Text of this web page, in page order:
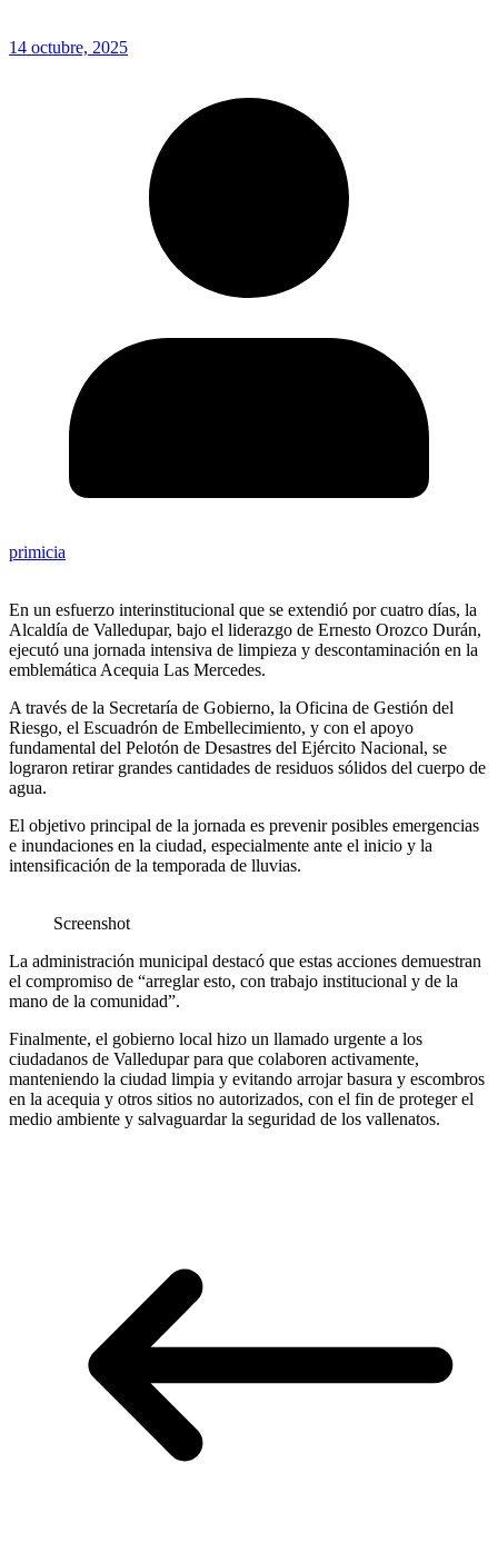
14 octubre, 2025
primicia
En un esfuerzo interinstitucional que se extendió por cuatro días, la
Alcaldía de Valledupar, bajo el liderazgo de Ernesto Orozco Durán,
ejecutó una jornada intensiva de limpieza y descontaminación en la
emblemática Acequia Las Mercedes.
A través de la Secretaría de Gobierno, la Oficina de Gestión del
Riesgo, el Escuadrón de Embellecimiento, y con el apoyo
fundamental del Pelotón de Desastres del Ejército Nacional, se
lograron retirar grandes cantidades de residuos sólidos del cuerpo de
agua.
El objetivo principal de la jornada es prevenir posibles emergencias
e inundaciones en la ciudad, especialmente ante el inicio y la
intensificación de la temporada de lluvias.
Screenshot
La administración municipal destacó que estas acciones demuestran
el compromiso de “arreglar esto, con trabajo institucional y de la
mano de la comunidad”.
Finalmente, el gobierno local hizo un llamado urgente a los
ciudadanos de Valledupar para que colaboren activamente,
manteniendo la ciudad limpia y evitando arrojar basura y escombros
en la acequia y otros sitios no autorizados, con el fin de proteger el
medio ambiente y salvaguardar la seguridad de los vallenatos.